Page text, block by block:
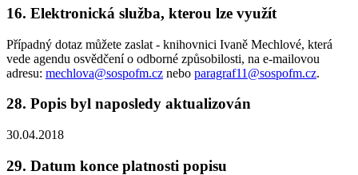
16. Elektronická služba, kterou lze využít
Případný dotaz můžete zaslat - knihovnici Ivaně Mechlové, která
vede agendu osvědčení o odborné způsobilosti, na e-mailovou
adresu: mechlova@sospofm.cz nebo paragraf11@sospofm.cz.
28. Popis byl naposledy aktualizován
30.04.2018
29. Datum konce platnosti popisu